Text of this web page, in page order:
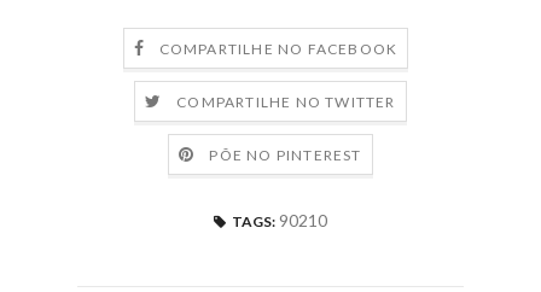
COMPARTILHE NO FACEBOOK
COMPARTILHE NO TWITTER
PÕE NO PINTEREST
TAGS: 90210